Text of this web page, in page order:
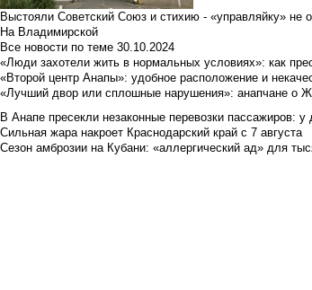
Выстояли Советский Союз и стихию - «управляйку» не
На Владимирской
Все новости по теме 30.10.2024
«Люди захотели жить в нормальных условиях»: как
«Второй центр Анапы»: удобное расположение и
«Лучший двор или сплошные нарушения»: анапчане о
В Анапе пресекли незаконные перевозки пассажиров:
Сильная жара накроет Краснодарский край с 7 августа
Сезон амброзии на Кубани: «аллергический ад» для